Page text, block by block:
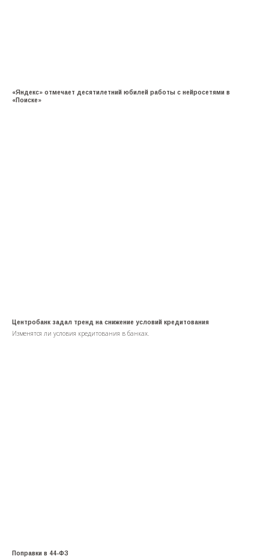
«Яндекс» отмечает десятилетний юбилей работы с нейросетями в
«Поиске»
Центробанк задал тренд на снижение условий кредитования
Изменятся ли условия кредитования в банках.
Поправки в 44-ФЗ